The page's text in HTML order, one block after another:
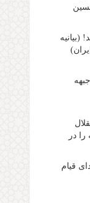
(بیانیه
در
قیام